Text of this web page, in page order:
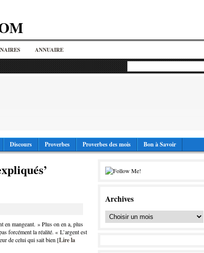
ANNUAIRE
Discours Proverbes Proverbes des mois Bon à Savoir
en mangeant. » Plus on en a, plus
forcément la réalité. « L’argent est
de celui qui sait bien [Lire la
Archives